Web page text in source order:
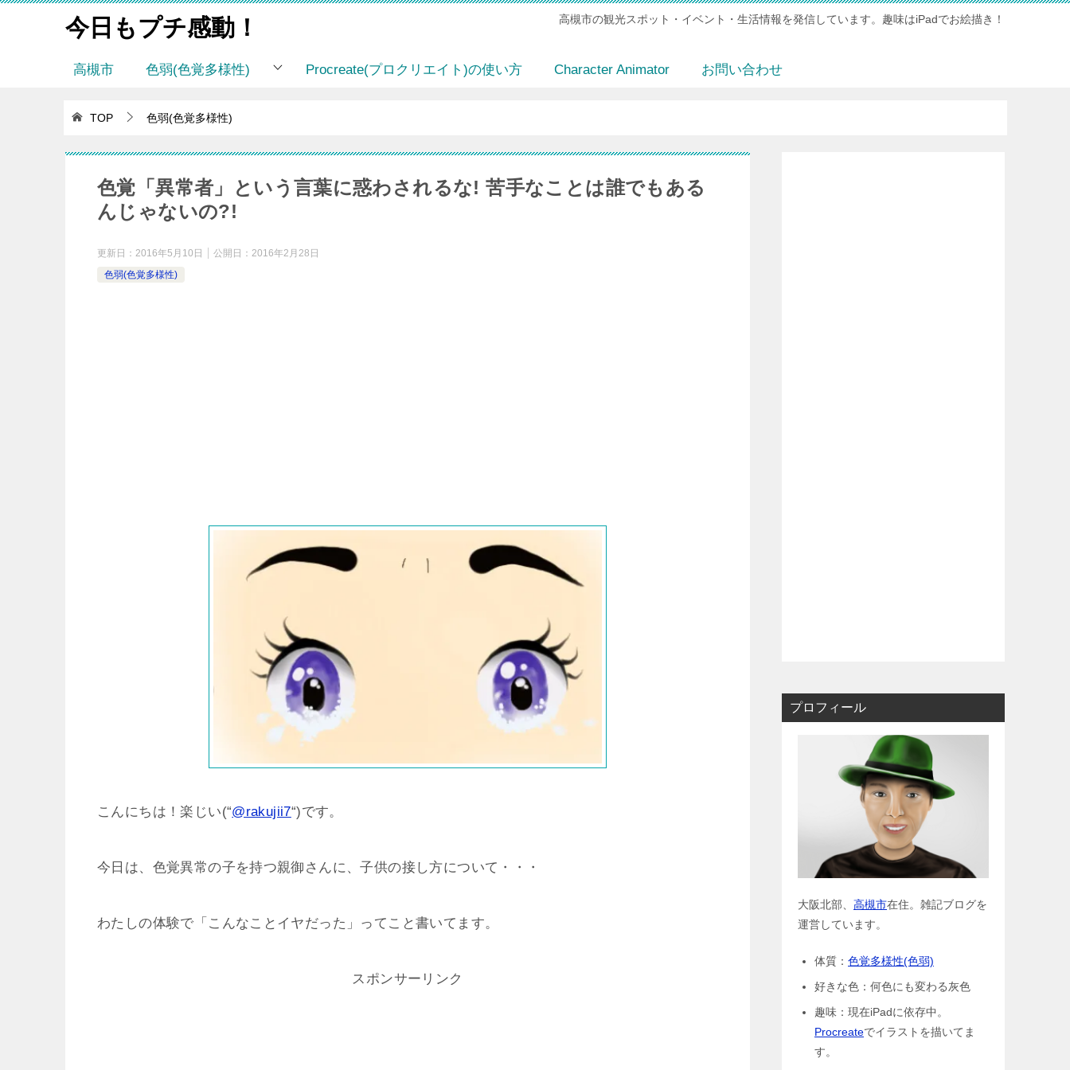
今日もプチ感動！ 高槻市の観光スポット・イベント・生活情報を発信しています。趣味はiPadでお絵描き！
高槻市 色弱(色覚多様性) Procreate(プロクリエイト)の使い方 Character Animator お問い合わせ
TOP 色弱(色覚多様性)
色覚「異常者」という言葉に惑わされるな! 苦手なことは誰でもある
んじゃないの?!
更新日： 2016年5月10日 公開日： 2016年2月28日
色弱(色覚多様性)
こんにちは！楽じい(“@rakujii7“)です。
今日は、色覚異常の子を持つ親御さんに、子供の接し方について・・・
わたしの体験で「こんなことイヤだった」ってこと書いてます。
スポンサーリンク
プロフィール
大阪北部、 高槻市在住。雑記ブログを
運営しています。
体質： 色覚多様性(色弱)
好きな色：何色にも変わる灰色
趣味：現在iPadに依存中。
Procreateでイラストを描いてま
す。